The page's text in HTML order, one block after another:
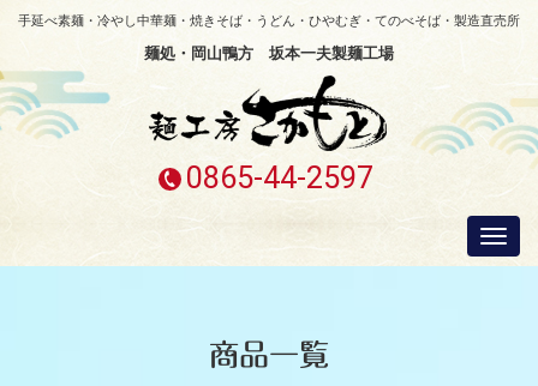
手延べ素麺・冷やし中華麺・焼きそば・うどん・ひやむぎ・てのべそば・製造直売所
麺処・岡山鴨方 坂本一夫製麺工場
0865-44-2597
商品一覧